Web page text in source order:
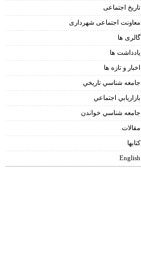
تاریخ اجتماعی
معاونت اجتماعی شهرداری
گالری ها
يادداشت ها
اخبار و تازه ها
جامعه شناسي تاريخي
بازاريابي اجتماعي
جامعه شناسي خواندن
مقالات
کتابها
English